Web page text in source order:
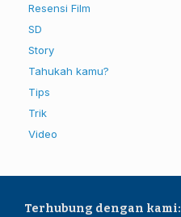
Resensi Film
SD
Story
Tahukah kamu?
Tips
Trik
Video
Terhubung dengan kami: